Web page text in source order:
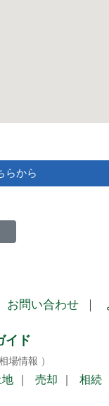
らから
お問い合わせ ｜
イド
場情報 ）
｜ 売却 ｜ 相続